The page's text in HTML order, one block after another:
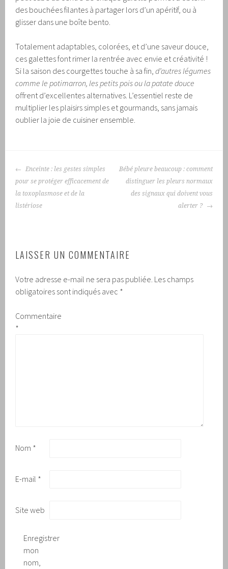
des bouchées filantes à partager lors d’un apéritif, ou à
glisser dans une boîte bento.
Totalement adaptables, colorées, et d’une saveur douce,
ces galettes font rimer la rentrée avec envie et créativité !
Si la saison des courgettes touche à sa fin,d’autres légumes
comme le potimarron, les petits pois ou la patate douce
offrent d’excellentes alternatives. L’essentiel reste de
multiplier les plaisirs simples et gourmands, sans jamais
oublier la joie de cuisiner ensemble.
NAVIGATION
DES
ARTICLES
Enceinte : les gestes simples
pour se protéger efficacement de
la toxoplasmose et de la
listériose
Bébé pleure beaucoup : comment
distinguer les pleurs normaux
des signaux qui doivent vous
alerter ?
LAISSER UN COMMENTAIRE
Votre adresse e-mail ne sera pas publiée. Les champs
obligatoires sont indiqués avec *
Commentaire
*
Nom *
E-mail *
Site web
Enregistrer
mon
nom,